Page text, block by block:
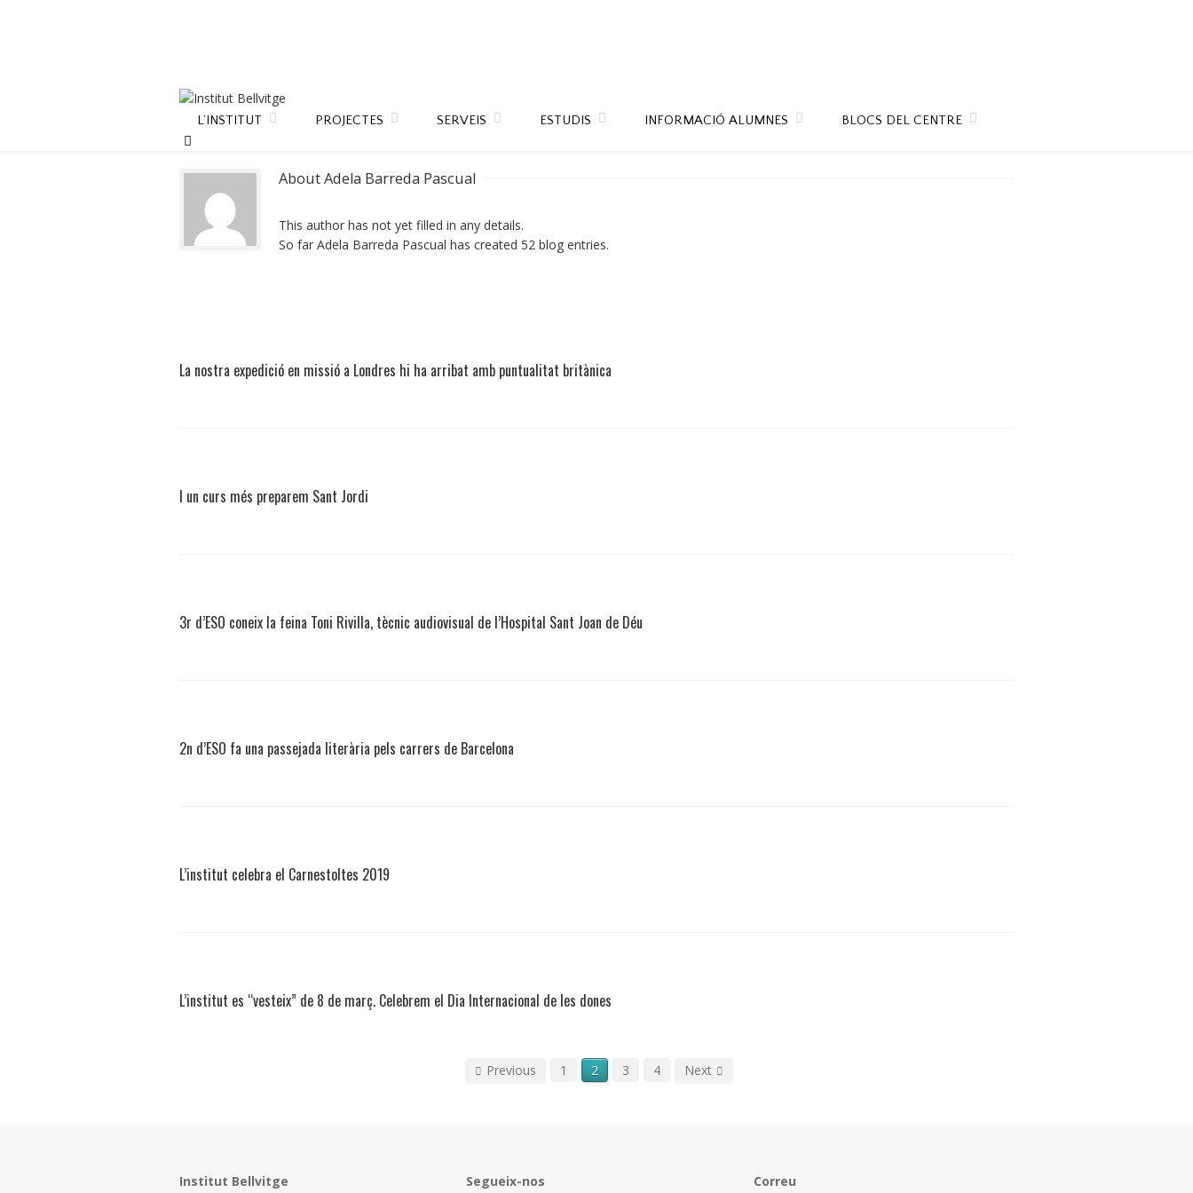
L’INSTITUT PROJECTES SERVEIS ESTUDIS INFORMACIÓ ALUMNES BLOCS DEL CENTRE
About Adela Barreda Pascual
This author has not yet filled in any details.
So far Adela Barreda Pascual has created 52 blog entries.
La nostra expedició en missió a Londres hi ha arribat amb puntualitat britànica
I un curs més preparem Sant Jordi
3r d’ESO coneix la feina Toni Rivilla, tècnic audiovisual de l’Hospital Sant Joan de Déu
2n d’ESO fa una passejada literària pels carrers de Barcelona
L’institut celebra el Carnestoltes 2019
L’institut es “vesteix” de 8 de març. Celebrem el Dia Internacional de les dones
Previous 1 2 3 4 Next
Institut Bellvitge Segueix-nos Correu